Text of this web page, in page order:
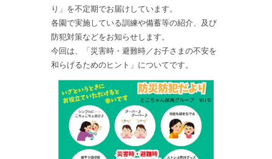
り」を不定期でお届けしています。
各園で実施している訓練や備蓄等の紹介、及び
防犯対策などをお知らせします。
今回は、「災害時・避難時／お子さまの不安を
和らげるためのヒント」についてです。